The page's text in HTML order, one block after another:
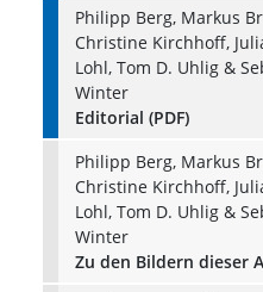
Philipp Berg, Markus
Christine Kirchhoff,
Lohl, Tom D. Uhlig &
Winter
Editorial (PDF)
Philipp Berg, Markus
Christine Kirchhoff,
Lohl, Tom D. Uhlig &
Winter
Zu den Bildern dieser